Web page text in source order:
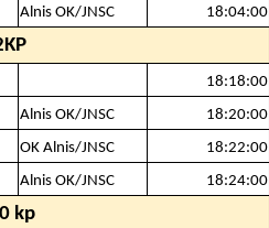
Alnis OK/JNSC 18:04:00
18:18:00
Alnis OK/JNSC
18:20:00
OK Alnis/JNSC
18:22:00
Alnis OK/JNSC 18:24:00
kp